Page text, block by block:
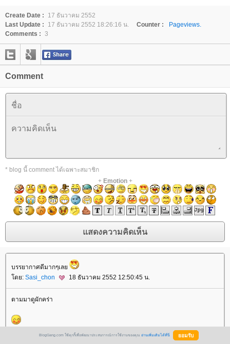
Create Date :
17 ธันวาคม 2552
Last Update :
17 ธันวาคม 2552 18:26:16 น. Counter :
Pageviews.
Comments : 3
Comment
* blog นี้ comment ได้เฉพาะสมาชิก
+ Emotion+
บรรยากาศดีมากๆเลย
โดย: Sasi_chon 18 ธันวาคม 2552 12:50:45 น.
ตามมาดูผักคร่า
มิลเม 19 ธันวาคม 2552 9:36:35 น.
BlogGang.com ใช้คุกกี้เพื่อพัฒนาประสบการณ์การใช้งานของคุณ อ่านเพิ่มเติมได้ที่นี่